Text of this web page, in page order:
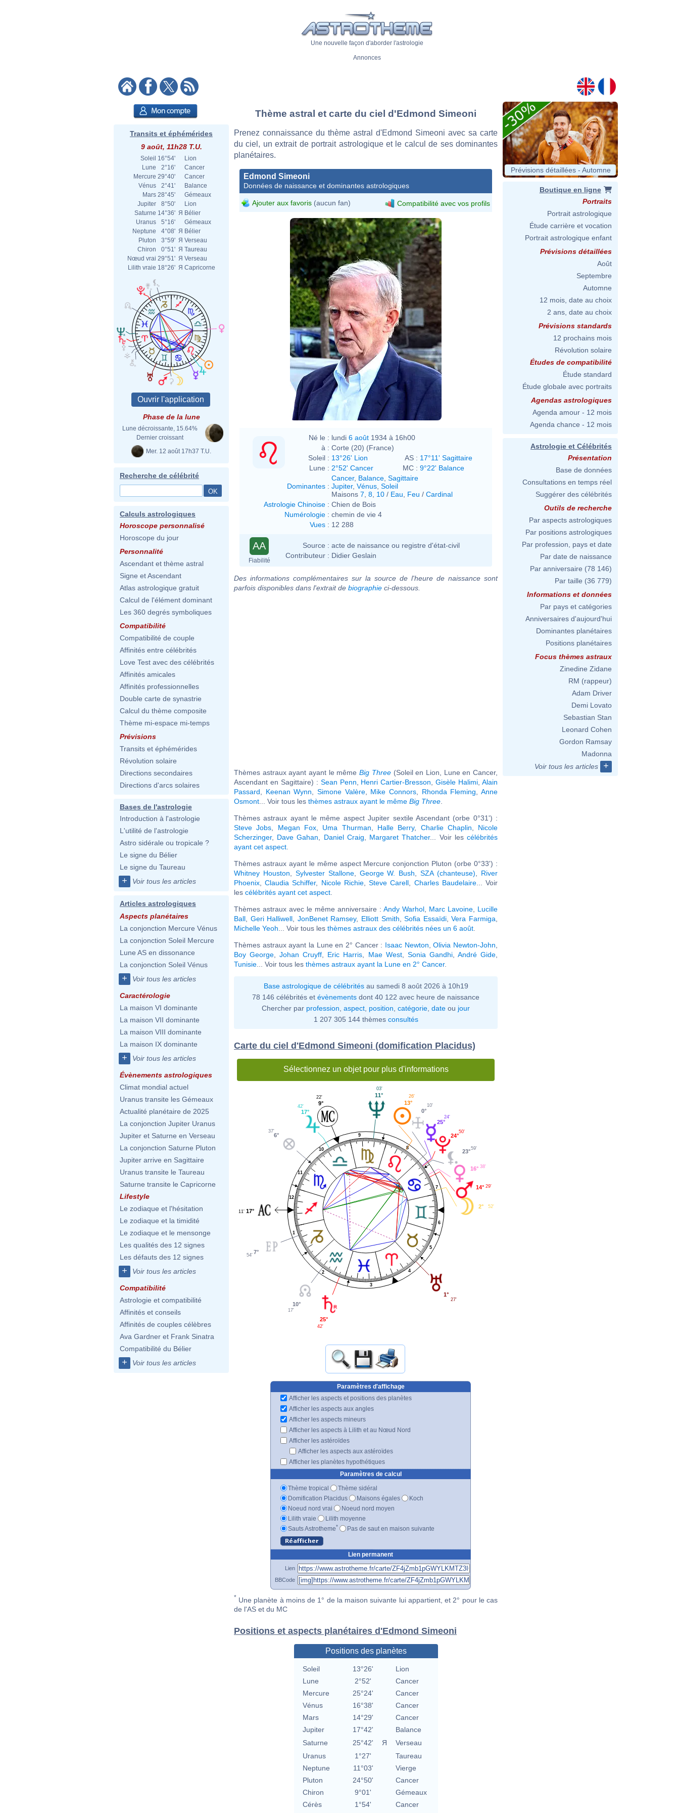
Une nouvelle façon d'aborder l'astrologie
Annonces
Transits et éphémérides
9 août, 11h28 T.U.
Soleil 16°54'
Lion
Lune
2°16'
Cancer
Mercure 29°40'
Cancer
Vénus
2°41'
Balance
Mars 28°45'
Gémeaux
Jupiter
8°50'
Lion
Saturne 14°36' Я Bélier
Uranus
5°16'
Gémeaux
Neptune
4°08' Я Bélier
Pluton
3°59' Я Verseau
Chiron
0°51' Я Taureau
Nœud vrai 29°51' Я Verseau
Lilith vraie 18°26' Я Capricorne
Phase de la lune
Lune décroissante, 15.64%
Dernier croissant
Mer. 12 août 17h37 T.U.
Recherche de célébrité
Calculs astrologiques
Horoscope personnalisé
Horoscope du jour
Personnalité
Ascendant et thème astral
Signe et Ascendant
Atlas astrologique gratuit
Calcul de l'élément dominant
Les 360 degrés symboliques
Compatibilité
Compatibilité de couple
Affinités entre célébrités
Love Test avec des célébrités
Affinités amicales
Affinités professionnelles
Double carte de synastrie
Calcul du thème composite
Thème mi-espace mi-temps
Prévisions
Transits et éphémérides
Révolution solaire
Directions secondaires
Directions d'arcs solaires
Bases de l'astrologie
Introduction à l'astrologie
L'utilité de l'astrologie
Astro sidérale ou tropicale ?
Le signe du Bélier
Le signe du Taureau
+ Voir tous les articles
Articles astrologiques
Aspects planétaires
La conjonction Mercure Vénus
La conjonction Soleil Mercure
Lune AS en dissonance
La conjonction Soleil Vénus
+ Voir tous les articles
Caractérologie
La maison VI dominante
La maison VII dominante
La maison VIII dominante
La maison IX dominante
+ Voir tous les articles
Évènements astrologiques
Climat mondial actuel
Uranus transite les Gémeaux
Actualité planétaire de 2025
La conjonction Jupiter Uranus
Jupiter et Saturne en Verseau
La conjonction Saturne Pluton
Jupiter arrive en Sagittaire
Uranus transite le Taureau
Saturne transite le Capricorne
Lifestyle
Le zodiaque et l'hésitation
Le zodiaque et la timidité
Le zodiaque et le mensonge
Les qualités des 12 signes
Les défauts des 12 signes
+ Voir tous les articles
Compatibilité
Astrologie et compatibilité
Affinités et conseils
Affinités de couples célèbres
Ava Gardner et Frank Sinatra
Compatibilité du Bélier
+ Voir tous les articles
Thème astral et carte du ciel d'Edmond Simeoni
Prenez connaissance du thème astral d'Edmond Simeoni avec sa carte
du ciel, un extrait de portrait astrologique et le calcul de ses dominantes
planétaires.
Edmond Simeoni
Données de naissance et dominantes astrologiques
Ajouter aux favoris (aucun fan) Compatibilité avec vos profils
Né le : lundi 6 août 1934 à 16h00
à : Corte (20) (France)
Soleil : 13°26' Lion AS : 17°11' Sagittaire
Lune : 2°52' Cancer MC : 9°22' Balance
Dominantes :
Cancer, Balance Sagittaire
Jupiter, Vénus Soleil
Maisons 7 8 10 / Eau Feu / Cardinal
Astrologie Chinoise : Chien de Bois
Numérologie : chemin de vie 4
Vues : 12 288
AA
Fiabilité
Source : acte de naissance ou registre d'état-civil
Contributeur : Didier Geslain
Des informations complémentaires sur la source de l'heure de naissance sont
parfois disponibles dans l'extrait de biographie ci-dessous.
Thèmes astraux ayant ayant le mêmeBig Three(Soleil en Lion, Lune en Cancer,
Ascendant en Sagittaire) : Sean Penn Henri Cartier-Bresson ,Gisèle Halimi ,Alain
Passard
Keenan Wynn ,Simone Valère, Mike Connors Rhonda Fleming ,Anne
Osmont ... Voir tous les thèmes astraux ayant le même Big Three
Thèmes astraux ayant le même aspect Jupiter sextile Ascendant (orbe 0°31') :
Steve Jobs
Megan Fox, Uma Thurman Halle Berry, Charlie Chaplin
Nicole
Scherzinger, Dave Gahan Daniel Craig Margaret Thatcher... Voir lescélébrités
ayant cet aspect
Thèmes astraux ayant le même aspect Mercure conjonction Pluton (orbe 0°33') :
Whitney Houston
Sylvester Stallone, George W. Bush ,SZA (chanteuse)
River
Phoenix ,Claudia Schiffer, Nicole Richie,Steve Carell Charles Baudelaire... Voir
les célébrités ayant cet aspect
Thèmes astraux avec le même anniversaire : Andy Warhol Marc Lavoine
Lucille
Ball
Geri Halliwell JonBenet Ramsey, Elliott Smith ,Sofia Essaïdi,Vera Farmiga
Michelle Yeoh ... Voir tous les thèmes astraux des célébrités nées un 6 août
Thèmes astraux ayant la Lune en 2° Cancer : Isaac Newton ,Olivia Newton-John
Boy George ,Johan Cruyff Eric Harris Mae West, Sonia Gandhi, André Gide
Tunisie ... Voir tous les thèmes astraux ayant la Lune en 2° Cancer.
Base astrologique de célébritésau samedi 8 août 2026 à 10h19
78 146 célébrités et évènements dont 40 122 avec heure de naissance
Chercher par profession aspect position catégorie date ou jour
1 207 305 144 thèmes consultés
Carte du ciel d'Edmond Simeoni (domification Placidus)
Sélectionnez un objet pour plus d'informations
1
2
3
4
5
6
7
8
9
10
11
12
2° 52'
14° 29'
16° 38'
23°
59'
24°
50'
25°
24'
0°
10'
13°
26'
11°
03'
9°
22'
17°
42'
6°
37'
17°
11'
7°
54'
10°
17'
25°
42'
1°
27'
Paramètres d'affichage
Afficher les aspects et positions des planètes
Afficher les aspects aux angles
Afficher les aspects mineurs
Afficher les aspects à Lilith et au Nœud Nord
Afficher les astéroïdes
Afficher les aspects aux astéroïdes
Afficher les planètes hypothétiques
Paramètres de calcul
Thème tropical
Thème sidéral
Domification Placidus
Maisons égales
Koch
Noeud nord vrai
Noeud nord moyen
Lilith vraie
Lilith moyenne
Sauts Astrotheme* Pas de saut en maison suivante
Lien permanent
Lien
BBCode
* Une planète à moins de 1° de la maison suivante lui appartient, et 2° pour le cas
de l'AS et du MC
Positions et aspects planétaires d'Edmond Simeoni
Positions des planètes
Soleil 13°26'
Lion
Lune
2°52'
Cancer
Mercure
25°24'
Cancer
Vénus
16°38'
Cancer
Mars
14°29'
Cancer
Jupiter
17°42'
Balance
Saturne
25°42' Я
Verseau
Uranus
1°27'
Taureau
Neptune
11°03'
Vierge
Pluton
24°50'
Cancer
Chiron
9°01'
Gémeaux
Cérès
1°54'
Cancer
Prévisions détaillées - Automne
Boutique en ligne
Portraits
Portrait astrologique
Étude carrière et vocation
Portrait astrologique enfant
Prévisions détaillées
Août
Septembre
Automne
12 mois, date au choix
2 ans, date au choix
Prévisions standards
12 prochains mois
Révolution solaire
Études de compatibilité
Étude standard
Étude globale avec portraits
Agendas astrologiques
Agenda amour - 12 mois
Agenda chance - 12 mois
Astrologie et Célébrités
Présentation
Base de données
Consultations en temps réel
Suggérer des célébrités
Outils de recherche
Par aspects astrologiques
Par positions astrologiques
Par profession, pays et date
Par date de naissance
Par anniversaire (78 146)
Par taille (36 779)
Informations et données
Par pays et catégories
Anniversaires d'aujourd'hui
Dominantes planétaires
Positions planétaires
Focus thèmes astraux
Zinedine Zidane
RM (rappeur)
Adam Driver
Demi Lovato
Sebastian Stan
Leonard Cohen
Gordon Ramsay
Madonna
Voir tous les articles
+